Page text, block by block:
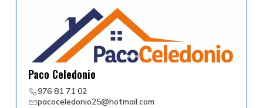
Paco Celedonio
976 81 71 02
pacoceledonio25@hotmail.com